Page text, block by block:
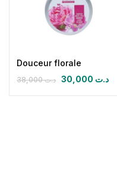
Douceur florale
د.ت38,000 د.ت